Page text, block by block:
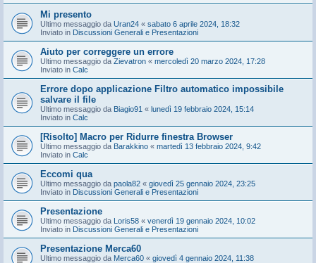
Mi presento
Ultimo messaggio da Uran24 « sabato 6 aprile 2024, 18:32
Inviato in Discussioni Generali e Presentazioni
Aiuto per correggere un errore
Ultimo messaggio da Zievatron « mercoledì 20 marzo 2024, 17:28
Inviato in Calc
Errore dopo applicazione Filtro automatico impossibile
salvare il file
Ultimo messaggio da Biagio91 « lunedì 19 febbraio 2024, 15:14
Inviato in Calc
[Risolto] Macro per Ridurre finestra Browser
Ultimo messaggio da Barakkino « martedì 13 febbraio 2024, 9:42
Inviato in Calc
Eccomi qua
Ultimo messaggio da paola82 « giovedì 25 gennaio 2024, 23:25
Inviato in Discussioni Generali e Presentazioni
Presentazione
Ultimo messaggio da Loris58 « venerdì 19 gennaio 2024, 10:02
Inviato in Discussioni Generali e Presentazioni
Presentazione Merca60
Ultimo messaggio da Merca60 « giovedì 4 gennaio 2024, 11:38